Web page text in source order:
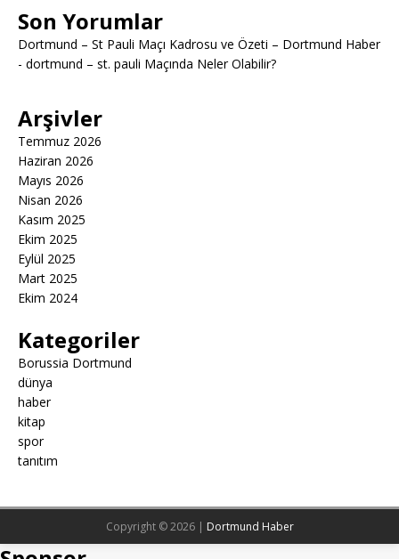
Son Yorumlar
Dortmund – St Pauli Maçı Kadrosu ve Özeti – Dortmund Haber
- dortmund – st. pauli Maçında Neler Olabilir?
Arşivler
Temmuz 2026
Haziran 2026
Mayıs 2026
Nisan 2026
Kasım 2025
Ekim 2025
Eylül 2025
Mart 2025
Ekim 2024
Kategoriler
Borussia Dortmund
dünya
haber
kitap
spor
tanıtım
Copyright © 2026 | Dortmund Haber